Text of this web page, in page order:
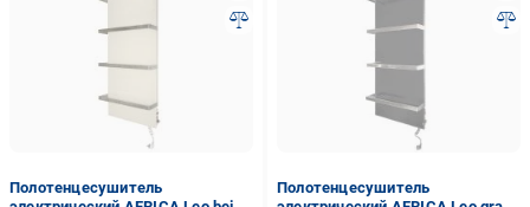
Полотенцесушитель
Полотенцесушитель